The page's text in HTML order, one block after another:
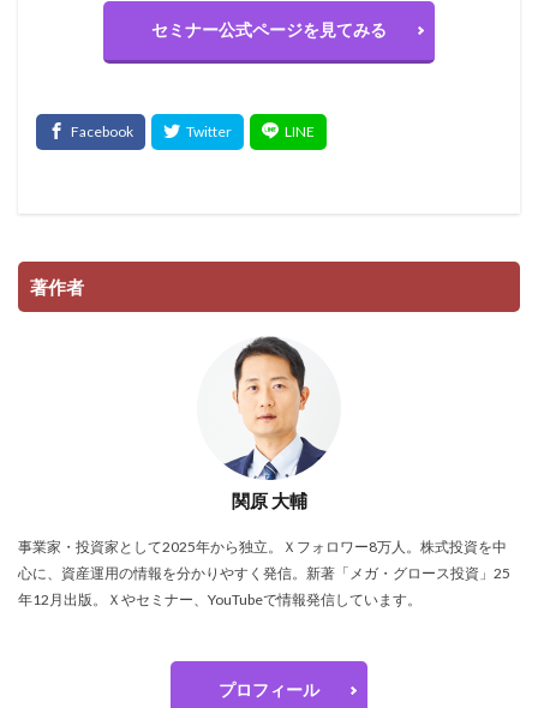
セミナー公式ページを見てみる
著作者
関原 大輔
事業家・投資家として2025年から独立。Ｘフォロワー8万人。株式投資を中
心に、資産運用の情報を分かりやすく発信。新著「メガ・グロース投資」25
年12月出版。Ｘやセミナー、YouTubeで情報発信しています。
プロフィール